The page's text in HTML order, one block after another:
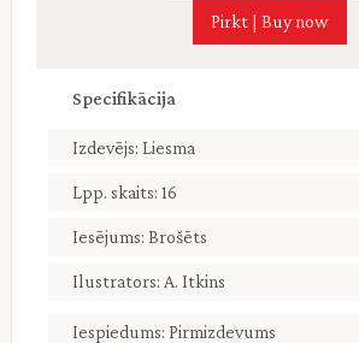
Pirkt | Buy now
Specifikācija
Izdevējs: Liesma
Lpp. skaits: 16
Iesējums: Brošēts
Ilustrators: A. Itkins
Iespiedums: Pirmizdevums